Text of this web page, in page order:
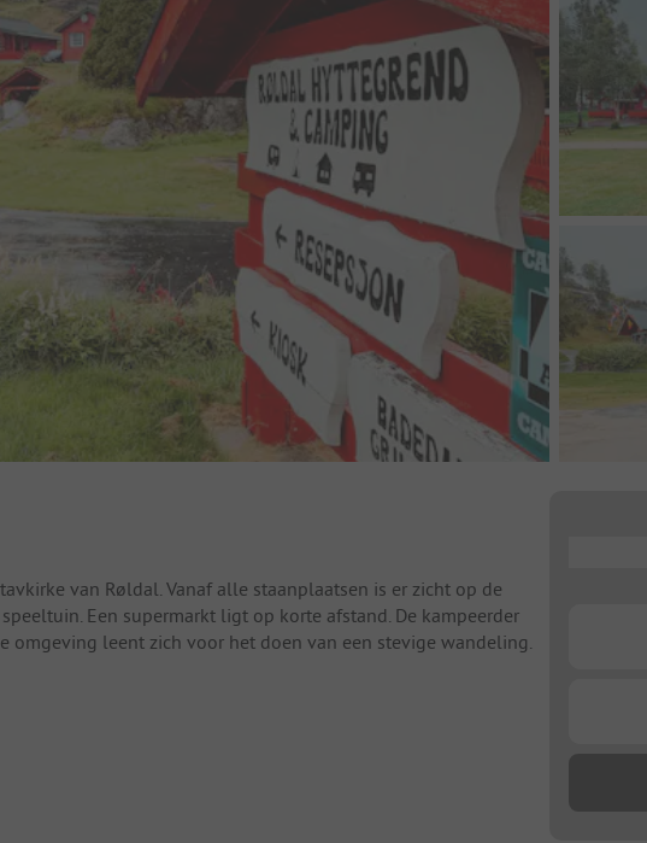
van Røldal. Vanaf alle staanplaatsen is er zicht op de
Een supermarkt ligt op korte afstand. De kampeerder
leent zich voor het doen van een stevige wandeling.